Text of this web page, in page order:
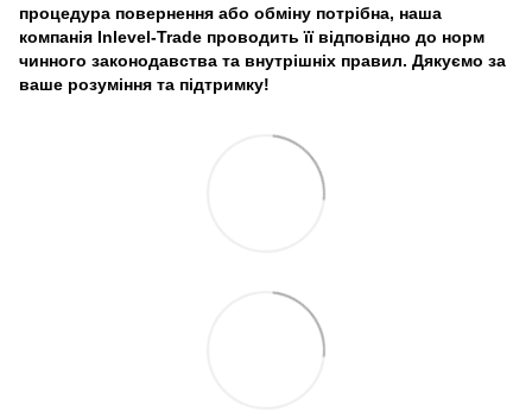
процедура повернення або обміну потрібна, наша
компанія Inlevel-Trade проводить її відповідно до норм
чинного законодавства та внутрішніх правил. Дякуємо за
ваше розуміння та підтримку!